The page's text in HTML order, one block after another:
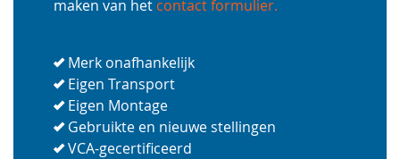
maken van het contact formulier.
Merk onafhankelijk
Eigen Transport
Eigen Montage
Gebruikte en nieuwe stellingen
VCA-gecertificeerd